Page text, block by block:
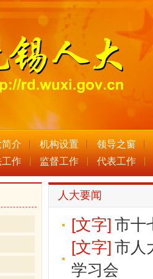
简介 机构设置
领导之窗
工作
监督工作 代表工作
人大要闻
[文字] 市十
[文字] 市人
学习会